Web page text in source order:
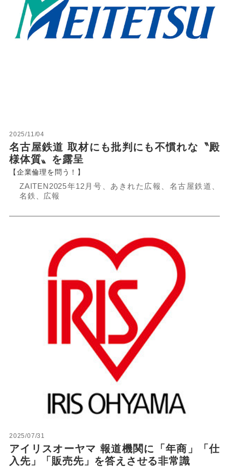
2025/11/04
名古屋鉄道 取材にも批判にも不慣れな〝殿
様体質〟を露呈
【企業倫理を問う！】
ZAITEN2025年12月号、あきれた広報、名古屋鉄道、
名鉄、広報
2025/07/31
アイリスオーヤマ 報道機関に「年商」「仕
入先」「販売先」を答えさせる非常識